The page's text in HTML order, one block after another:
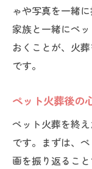
ゃや写真を一緒
家族と一緒にペ
おくことが、火
です。
ペット火葬後の
ペット火葬を終
です。まずは、
画を振り返るこ